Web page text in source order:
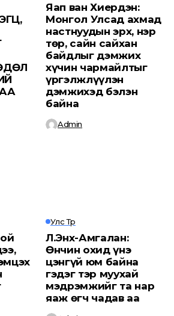
Яап ван Хиердэн:
Монгол Улсад ахмад
настнуудын эрх, нэр
төр, сайн сайхан
байдлыг дэмжих
хүчин чармайлтыг
үргэлжлүүлэн
дэмжихэд бэлэн
байна
Admin
Улс Төр
Л.Энх-Амгалан:
Өнчин охид үнэ
цэнгүй юм байна
гэдэг тэр муухай
мэдрэмжийг та нар
яаж өгч чадав аа